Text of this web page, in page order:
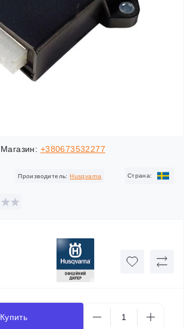
Магазин: +380673532277
Производитель: Husqvarna Cтрана:
Купить